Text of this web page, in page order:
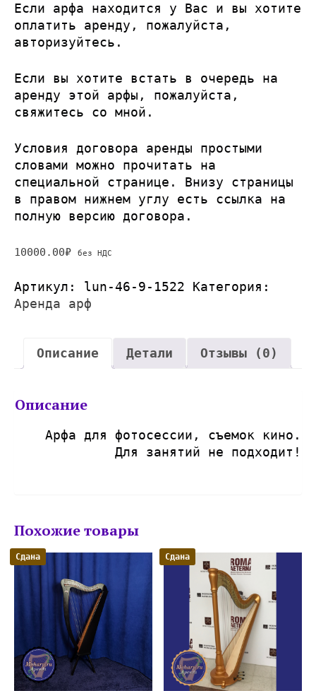
Если арфа находится у Вас и вы хотите
оплатить аренду, пожалуйста,
авторизуйтесь .
Если вы хотите встать в очередь на
аренду этой арфы, пожалуйста,
свяжитесь со мной .
Условия договора аренды простыми
словами можно прочитать на
специальной странице . Внизу страницы
в правом нижнем углу есть ссылка на
полную версию договора.
10000.00₽ без НДС
Артикул: lun-46-9-1522
Категория:
Аренда арф
Описание Детали Отзывы (0)
Описание
Арфа для фотосессии, съемок кино.
Для занятий не подходит!
Похожие товары
Сдана Сдана